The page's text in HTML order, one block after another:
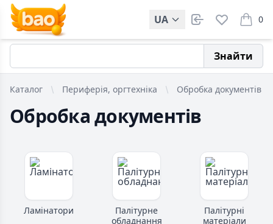
UA 0
items
Знайти
Каталог Периферія, оргтехніка Обробка документів
Обробка документів
Ламінатори
Палітурне
обладнання
Палітурні
матеріали